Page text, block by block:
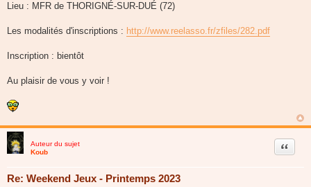
Lieu : MFR de THORIGNÉ-SUR-DUÉ (72)
Les modalités d'inscriptions : http://www.reelasso.fr/zfiles/282.pdf
Inscription : bientôt
Au plaisir de vous y voir !
Auteur du sujet
Koub
Re: Weekend Jeux - Printemps 2023
Citer